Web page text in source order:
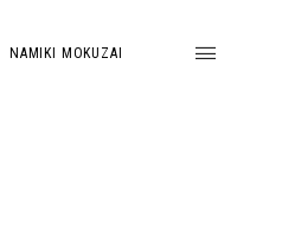
NAMIKI MOKUZAI